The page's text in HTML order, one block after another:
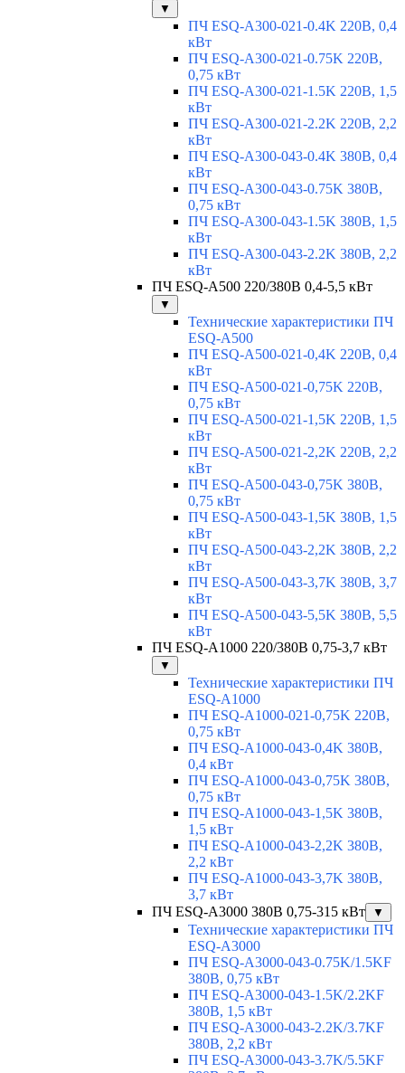
▼
ПЧ ESQ-A300-021-0.4K 220В, 0,4
кВт
ПЧ ESQ-A300-021-0.75K 220В,
0,75 кВт
ПЧ ESQ-A300-021-1.5K 220В, 1,5
кВт
ПЧ ESQ-A300-021-2.2K 220В, 2,2
кВт
ПЧ ESQ-A300-043-0.4K 380В, 0,4
кВт
ПЧ ESQ-A300-043-0.75K 380В,
0,75 кВт
ПЧ ESQ-A300-043-1.5K 380В, 1,5
кВт
ПЧ ESQ-A300-043-2.2K 380В, 2,2
кВт
ПЧ ESQ-A500 220/380В 0,4-5,5 кВт
▼
Технические характеристики ПЧ
ESQ-A500
ПЧ ESQ-A500-021-0,4K 220В, 0,4
кВт
ПЧ ESQ-A500-021-0,75K 220В,
0,75 кВт
ПЧ ESQ-A500-021-1,5K 220В, 1,5
кВт
ПЧ ESQ-A500-021-2,2K 220В, 2,2
кВт
ПЧ ESQ-A500-043-0,75K 380В,
0,75 кВт
ПЧ ESQ-A500-043-1,5K 380В, 1,5
кВт
ПЧ ESQ-A500-043-2,2K 380В, 2,2
кВт
ПЧ ESQ-A500-043-3,7K 380В, 3,7
кВт
ПЧ ESQ-A500-043-5,5K 380В, 5,5
кВт
ПЧ ESQ-A1000 220/380В 0,75-3,7 кВт
▼
Технические характеристики ПЧ
ESQ-A1000
ПЧ ESQ-A1000-021-0,75K 220В,
0,75 кВт
ПЧ ESQ-A1000-043-0,4K 380В,
0,4 кВт
ПЧ ESQ-A1000-043-0,75K 380В,
0,75 кВт
ПЧ ESQ-A1000-043-1,5K 380В,
1,5 кВт
ПЧ ESQ-A1000-043-2,2K 380В,
2,2 кВт
ПЧ ESQ-A1000-043-3,7K 380В,
3,7 кВт
ПЧ ESQ-A3000 380В 0,75-315 кВт
▼
Технические характеристики ПЧ
ESQ-A3000
ПЧ ESQ-A3000-043-0.75K/1.5KF
380В, 0,75 кВт
ПЧ ESQ-A3000-043-1.5K/2.2KF
380В, 1,5 кВт
ПЧ ESQ-A3000-043-2.2K/3.7KF
380В, 2,2 кВт
ПЧ ESQ-A3000-043-3.7K/5.5KF